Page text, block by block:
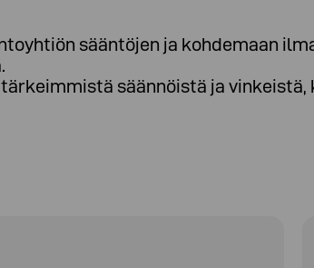
sääntöjen ja kohdemaan
.
säännöistä ja